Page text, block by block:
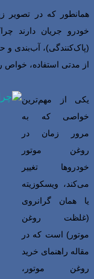
همانطور که در تصویر
خودرو جریان دارند
(پاک‌کنندگی)، آب‌بندی و
از مدتی استفاده، خواص‌
یکی از مهم‌ترین
خواصی که به
مرور زمان در
روغن موتور
خودروها تغییر
می‌کند، ویسکوزیته
یا همان گرانروی
(غلظت روغن
موتور) است که در
مقاله راهنمای خرید
روغن موتور،